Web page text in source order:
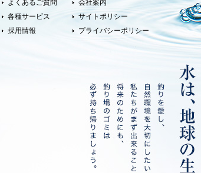
よくあるご質問
各種サービス
採用情報
会社案内
サイトポリシー
プライバシーポリシー